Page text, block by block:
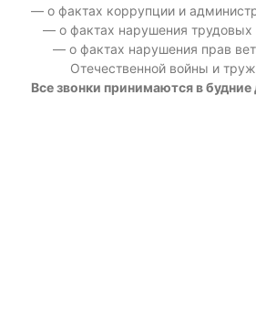
— о фактах коррупции и
— о фактах нарушения трудовых
— о фактах нарушения прав
Отечественной войны и
Все звонки принимаются в